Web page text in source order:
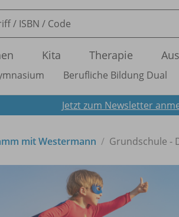
Kita Therapie
Berufliche Bildung Dual
Jetzt zum Newsletter
mit Westermann Grundschule -